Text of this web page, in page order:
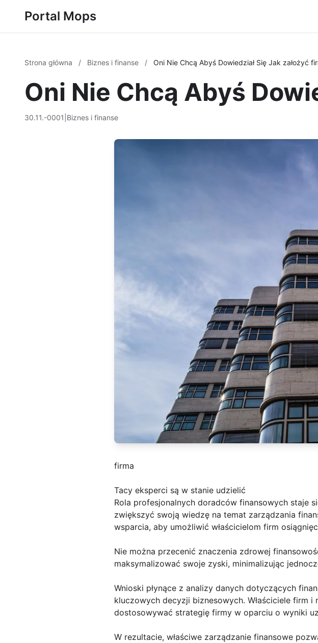
Portal Mops
Strona główna / Biznes i finanse / Oni Nie Chcą Abyś Dowiedział Się Jak założyć
Oni Nie Chcą Abyś
30.11.-0001 Biznes i finanse
firma
Tacy eksperci są w stanie udzielić
Rola profesjonalnych doradców finansowych staje
zwiększyć swoją wiedzę na temat zarządzania
wsparcia, aby umożliwić właścicielom firm
Nie można przecenić znaczenia zdrowej
maksymalizować swoje zyski, minimalizując
Wnioski płynące z analizy danych dotyczących
kluczowych decyzji biznesowych. Właściciele firm
dostosowywać strategię firmy w oparciu o wyniki
W rezultacie, właściwe zarządzanie finansowe